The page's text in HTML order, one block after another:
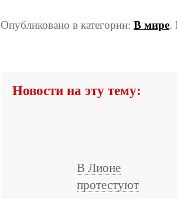
Опубликовано в категории: В мире.
Новости на эту тему:
В Лионе
протестуют